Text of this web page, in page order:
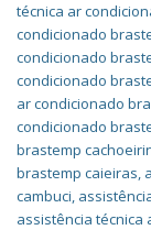
técnica ar
condicionado
condicionado
condicionado
ar condicionado
condicionado
brastemp
brastemp caieiras,
cambuci,
assistência técnica